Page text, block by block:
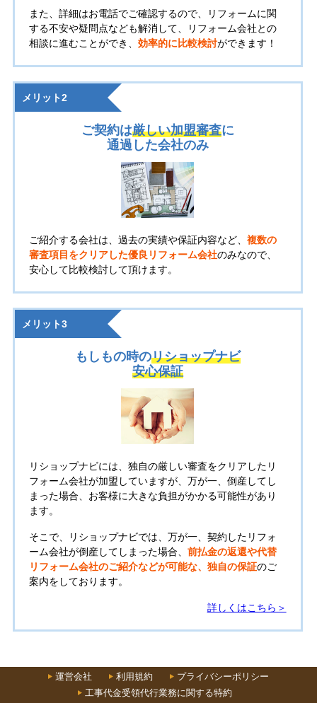
また、詳細はお電話でご確認するので、リフォームに関
する不安や疑問点なども解消して、リフォーム会社との
相談に進むことができ、効率的に比較検討ができます！
メリット2
ご契約は厳しい加盟審査に
通過した会社のみ
ご紹介する会社は、過去の実績や保証内容など、複数の
審査項目をクリアした優良リフォーム会社のみなので、
安心して比較検討して頂けます。
メリット3
もしもの時のリショップナビ
安心保証
リショップナビには、独自の厳しい審査をクリアしたリ
フォーム会社が加盟していますが、万が一、倒産してし
まった場合、お客様に大きな負担がかかる可能性があり
ます。
そこで、リショップナビでは、万が一、契約したリフォ
ーム会社が倒産してしまった場合、前払金の返還や代替
リフォーム会社のご紹介などが可能な、独自の保証のご
案内をしております。
詳しくはこちら＞
運営会社 利用規約
プライバシーポリシー
工事代金受領代行業務に関する特約